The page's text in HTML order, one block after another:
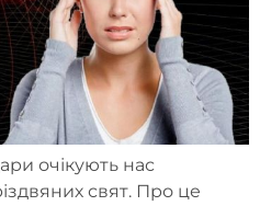
очікують нас
свят. Про це